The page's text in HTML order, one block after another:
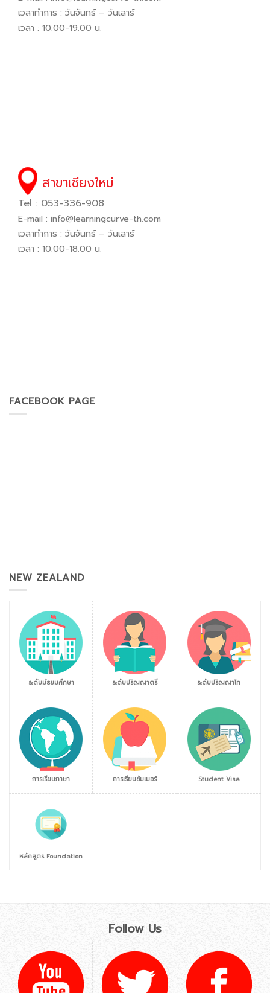
เวลาทำการ : วันจันทร์ – วันเสาร์
เวลา : 10.00-19.00 น.
สาขาเชียงใหม่
Tel : 053-336-908
E-mail : info@learningcurve-th.com
เวลาทำการ : วันจันทร์ – วันเสาร์
เวลา : 10.00-18.00 น.
FACEBOOK PAGE
NEW ZEALAND
ระดับมัธยมศึกษา ระดับปริญญาตรี ระดับปริญญาโท
การเรียนภาษา การเรียนซัมเมอร์ Student Visa
หลักสูตร Foundation
Follow Us